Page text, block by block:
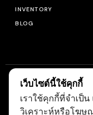
INVENTORY
BLOG
© 2022LIGHTSOURCE,
เว็บไซต์นี้ใช้คุกกี้
เราใช้คุกกี้ที่จำเป็
วิเคราะห์หรือโฆ